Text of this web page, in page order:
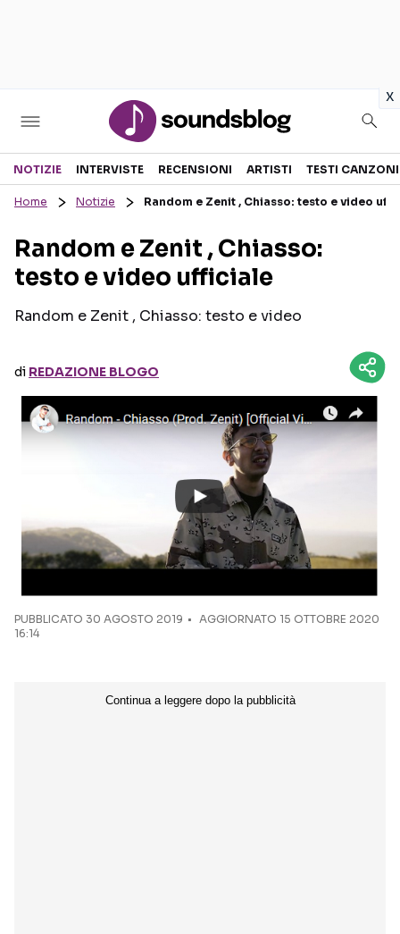
x
Sezioni
RECENSIONI MUSICALI
INTERVISTE
GOSSIP E CURIOSITÀ
TESTI CANZONI
TOUR ED EVENTI
TALENT SHOW
Seguici sui social
NOTIZIE INTERVISTE RECENSIONI ARTISTI TESTI CANZONI
Home Notizie Random e Zenit , Chiasso: testo e video
Random e Zenit , Chiasso:
testo e video ufficiale
Random e Zenit , Chiasso: testo e video
di REDAZIONE BLOGO
PUBBLICATO 30 AGOSTO 2019
AGGIORNATO 15 OTTOBRE 2020
16:14